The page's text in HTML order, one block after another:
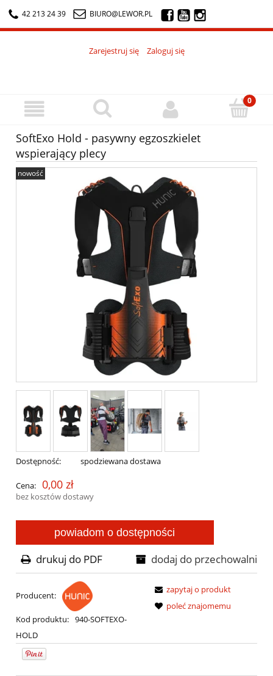
42 213 24 39 BIURO@LEWOR.PL
Zarejestruj się Zaloguj się
SoftExo Hold - pasywny egzoszkielet
wspierający plecy
nowość
Dostępność: spodziewana dostawa
Cena: 0,00 zł
bez kosztów dostawy
powiadom o dostępności
dodaj do przechowalni
drukuj do PDF
Producent:
Kod produktu: 940-SOFTEXO-
HOLD
zapytaj o produkt
poleć znajomemu